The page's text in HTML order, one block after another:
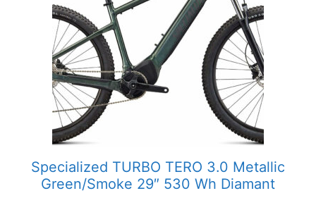
Specialized TURBO TERO 3.0 Metallic
Green/Smoke 29″ 530 Wh Diamant